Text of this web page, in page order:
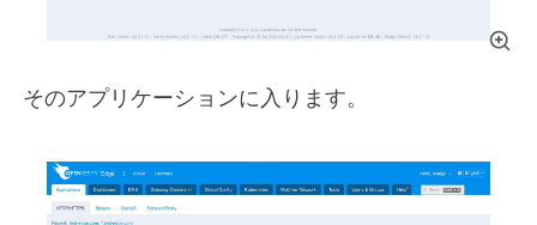
そのアプリケーションに入ります。